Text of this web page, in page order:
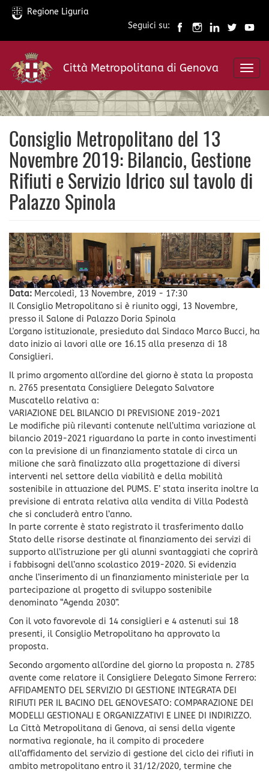
Salta
contenuto
principale
Regione Liguria
Seguici su:
Città Metropolitana di Genova
Consiglio Metropolitano del 13
Novembre 2019: Bilancio, Gestione
Rifiuti e Servizio Idrico sul tavolo di
Palazzo Spinola
Data: Mercoledì, 13 Novembre, 2019 - 17:30
Il Consiglio Metropolitano si è riunito oggi, 13 Novembre,
presso il Salone di Palazzo Doria Spinola
L'organo istituzionale, presieduto dal Sindaco Marco Bucci, ha
dato inizio ai lavori alle ore 16.15 alla presenza di 18
Consiglieri.
Il primo argomento all'ordine del giorno è stata la proposta
n. 2765 presentata Consigliere Delegato Salvatore
Muscatello relativa a:
VARIAZIONE DEL BILANCIO DI PREVISIONE 2019-2021
Le modifiche più rilevanti contenute nell’ultima variazione al
bilancio 2019-2021 riguardano la parte in conto investimenti
con la previsione di un finanziamento statale di circa un
milione che sarà finalizzato alla progettazione di diversi
interventi nel settore della viabilità e della mobilità
sostenibile in attuazione del PUMS. E’ stata inserita inoltre la
previsione di entrata relativa alla vendita di Villa Podestà
che si concluderà entro l’anno.
In parte corrente è stato registrato il trasferimento dallo
Stato delle risorse destinate al finanziamento dei servizi di
supporto all’istruzione per gli alunni svantaggiati che coprirà
i fabbisogni dell’anno scolastico 2019-2020. Si evidenzia
anche l’inserimento di un finanziamento ministeriale per la
partecipazione al progetto di sviluppo sostenibile
denominato “Agenda 2030”.
Con il voto favorevole di 14 consiglieri e 4 astenuti sui 18
presenti, il Consiglio Metropolitano ha approvato la
proposta.
Secondo argomento all'ordine del giorno la proposta n. 2785
avente come relatore il Consigliere Delegato Simone Ferrero:
AFFIDAMENTO DEL SERVIZIO DI GESTIONE INTEGRATA DEI
RIFIUTI PER IL BACINO DEL GENOVESATO: COMPARAZIONE DEI
MODELLI GESTIONALI E ORGANIZZATIVI E LINEE DI INDIRIZZO.
La Città Metropolitana di Genova, ai sensi della vigente
normativa regionale, ha il compito di procedere
all’affidamento del servizio di gestione del ciclo dei rifiuti in
ambito metropolitano entro il 31/12/2020, termine che